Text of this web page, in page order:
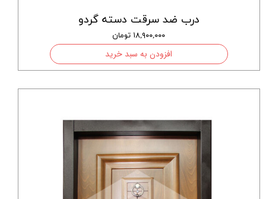
درب ضد سرقت دسته گردو
۱۸,۹۰۰,۰۰۰ تومان
افزودن به سبد خرید